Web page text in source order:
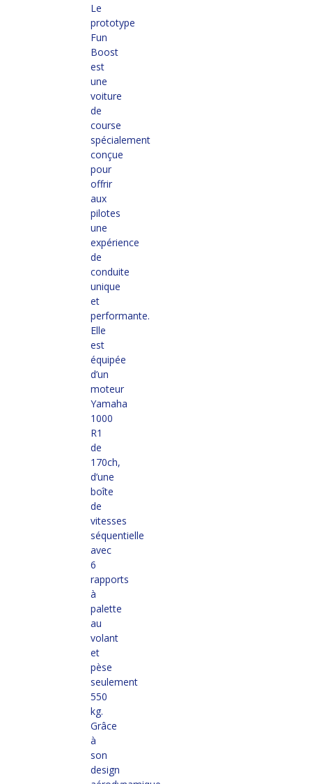
Le
prototype
Fun
Boost
est
une
voiture
de
course
spécialement
conçue
pour
offrir
aux
pilotes
une
expérience
de
conduite
unique
et
performante.
Elle
est
équipée
d’un
moteur
Yamaha
1000
R1
de
170ch,
d’une
boîte
de
vitesses
séquentielle
avec
6
rapports
à
palette
au
volant
et
pèse
seulement
550
kg.
Grâce
à
son
design